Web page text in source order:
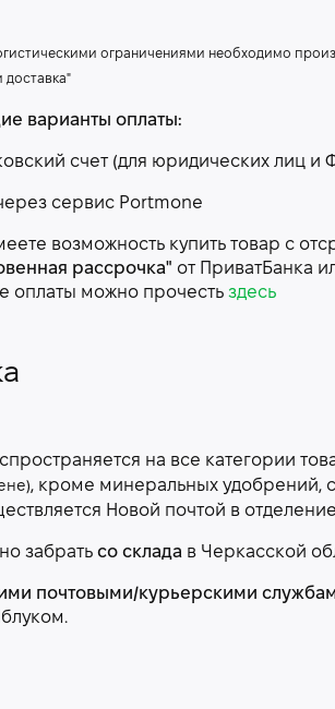
ограничениями необходимо
доставка"
варианты оплаты:
счет (для юридических лиц и
сервис Portmone
возможность купить товар с
рассрочка" от ПриватБанка
оплаты можно прочесть здесь
на все категории
, кроме минеральных удобрений,
Новой почтой в
забрать со склада в Черкасской
почтовыми/курьерскими